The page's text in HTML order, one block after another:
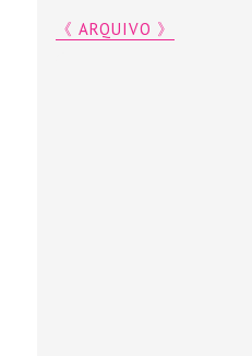
《 ARQUIVO 》